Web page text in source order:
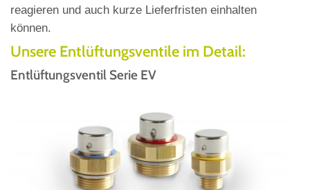
reagieren und auch kurze Lieferfristen einhalten
können.
Unsere Entlüftungsventile im Detail:
Entlüftungsventil Serie EV